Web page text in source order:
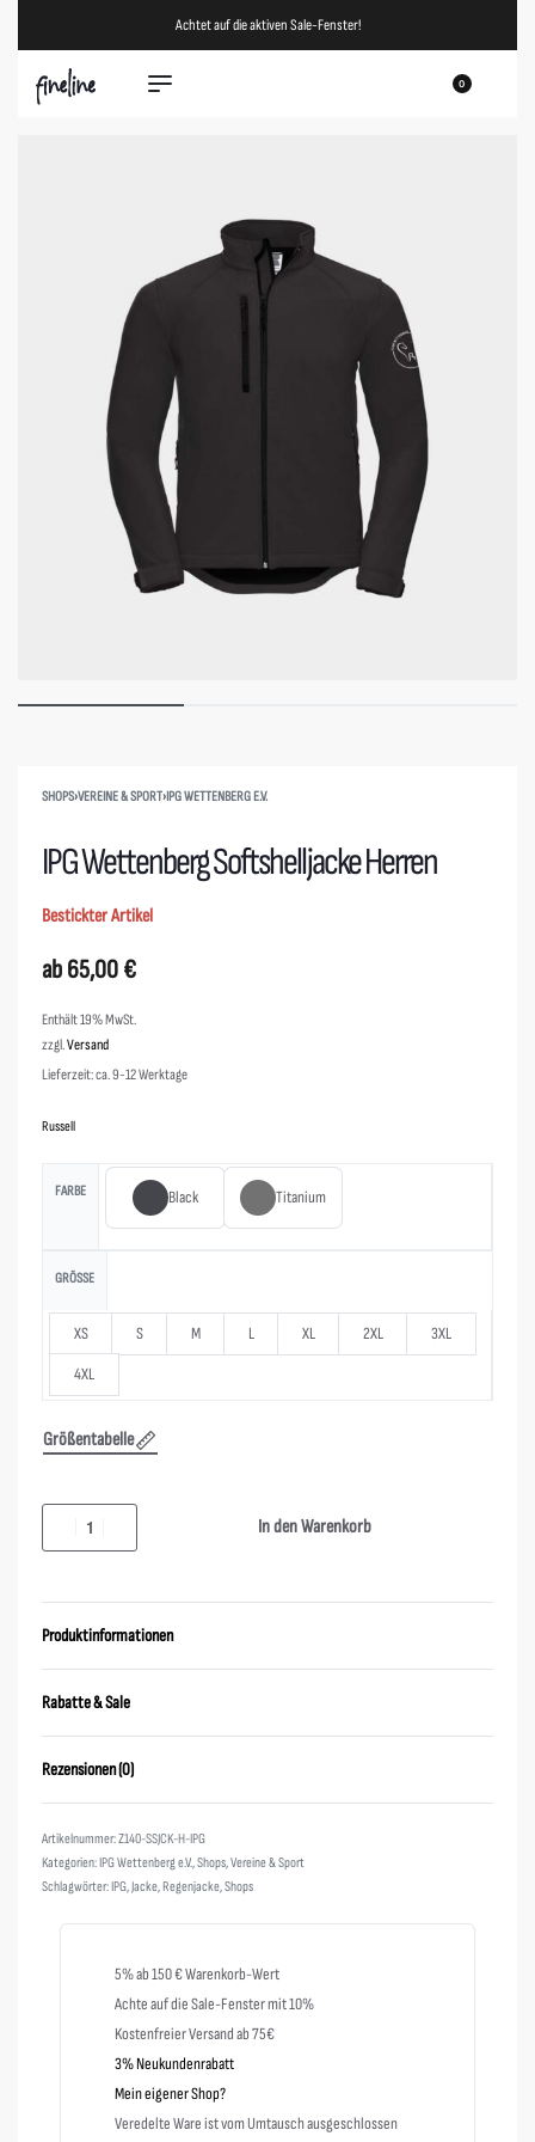
Achtet auf die aktiven Sale-Fenster!
0
SHOPS›VEREINE & SPORT›IPG WETTENBERG E.V.
IPG Wettenberg Softshelljacke Herren
Bestickter Artikel
ab65,00€
Enthält 19% MwSt.
zzgl.Versand
Lieferzeit: ca. 9-12 Werktage
Russell
FARBE Black Titanium
GRÖSSE
XS S M L XL 2XL
3XL
4XL
Größentabelle
In den Warenkorb
Produktinformationen
Rabatte & Sale
Rezensionen (0)
Z140-SSJCK-H-IPG
Kategorien:IPG Wettenberg e.V.,Shops,Vereine & Sport
Schlagwörter:IPG,Jacke,Regenjacke,Shops
5% ab 150 € Warenkorb-Wert
Achte auf die Sale-Fenster mit 10%
Kostenfreier Versand ab 75€
3% Neukundenrabatt
Mein eigener Shop?
Veredelte Ware ist vom Umtausch ausgeschlossen